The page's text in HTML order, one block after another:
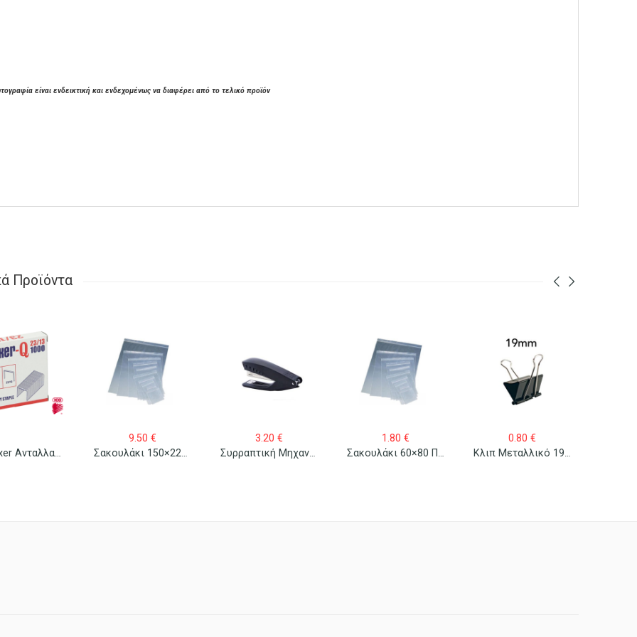
είναι ενδεικτική και ενδεχομένως να διαφέρει από το τελικό προϊόν
Προϊόντα
9.50€ 3.20€
Συρραπτική Μηχανή Sax 319 Χειρός
1.80€ 0.80€